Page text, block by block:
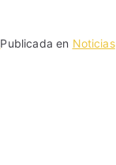
Publicada en Noticias